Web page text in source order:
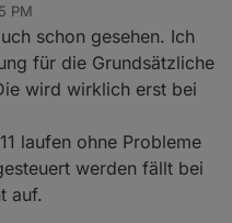
habe müssten
item/33017524374.html?
immer 3 LEDs als
streifen
bedienen:
Projekt in Planung.
verwenden:
PM
schon gesehen. Ich
für die Grundsätzliche
wird wirklich erst bei
laufen ohne Probleme
werden fällt bei
auf.